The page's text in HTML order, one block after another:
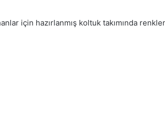
için hazırlanmış koltuk takımında